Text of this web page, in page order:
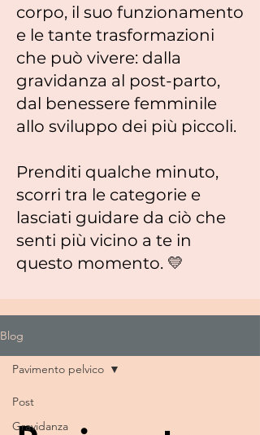
corpo, il suo funzionamento
e le tante trasformazioni
che può vivere: dalla
gravidanza al post-parto,
dal benessere femminile
allo sviluppo dei più piccoli.
Prenditi qualche minuto,
scorri tra le categorie e
lasciati guidare da ciò che
senti più vicino a te in
questo momento. 💛
Blog
Post
Gravidanza
Pavimento pelvico